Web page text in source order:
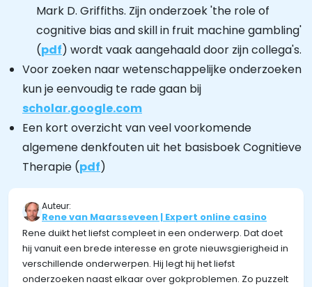
Mark D. Griffiths. Zijn onderzoek 'the role of
cognitive bias and skill in fruit machine gambling'
(pdf) wordt vaak aangehaald door zijn collega's.
Voor zoeken naar wetenschappelijke onderzoeken
kun je eenvoudig te rade gaan bij
scholar.google.com
Een kort overzicht van veel voorkomende
algemene denkfouten uit het basisboek Cognitieve
Therapie (pdf)
Auteur:
Rene van Maarsseveen | Expert online casino
Rene duikt het liefst compleet in een onderwerp. Dat doet
hij vanuit een brede interesse en grote nieuwsgierigheid in
verschillende onderwerpen. Hij legt hij het liefst
onderzoeken naast elkaar over gokproblemen. Zo puzzelt